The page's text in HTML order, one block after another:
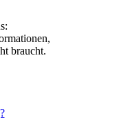
braucht.